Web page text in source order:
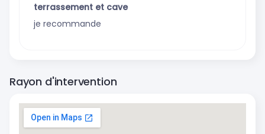
terrassement et cave
je recommande
Rayon d'intervention